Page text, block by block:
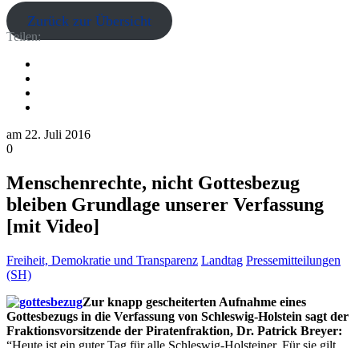
Zurück zur Übersicht
Teilen:
am 22. Juli 2016
0
Menschenrechte, nicht Gottesbezug
bleiben Grundlage unserer Verfassung
[mit Video]
Freiheit, Demokratie und Transparenz Landtag Pressemitteilungen
(SH)
Zur knapp gescheiterten Aufnahme eines
Gottesbezugs in die Verfassung von Schleswig-Holstein sagt der
Fraktionsvorsitzende der Piratenfraktion, Dr. Patrick Breyer:
“Heute ist ein guter Tag für alle Schleswig-Holsteiner. Für sie gilt